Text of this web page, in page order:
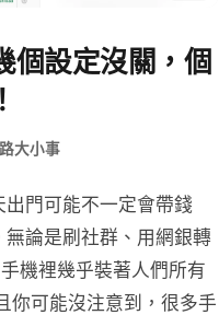
個設定沒關，個
大小事
門可能不一定會帶錢
論是刷社群、用網銀轉
機裡幾乎裝著人們所有
你可能沒注意到，很多手